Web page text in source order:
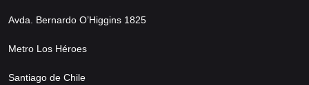
Avda. Bernardo O’Higgins 1825
Metro Los Héroes
Santiago de Chile